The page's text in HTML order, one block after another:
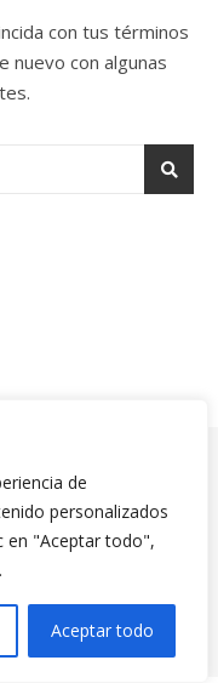
de
personalizados
en "Aceptar todo",
Aceptar todo
con tus términos
nuevo con algunas
.